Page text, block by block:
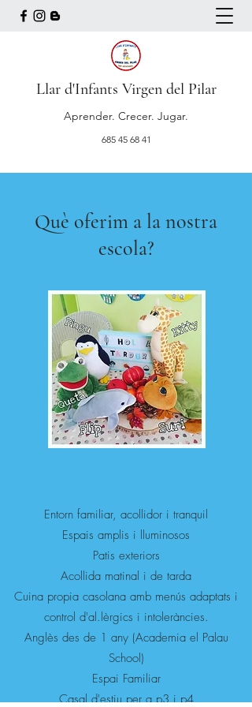
Llar d'Infants Virgen del Pilar
Aprender. Crecer. Jugar.
685 45 68 41
Què oferim a la nostra
escola?
Entorn familiar, acollidor i tranquil
Espais amplis i lluminosos
Patis exteriors
Acollida matinal i de tarda
Cuina propia casolana amb menús adaptats i
control d'al.lèrgics i intoleràncies.
Anglès des de 1 any (Academia el Palau
School)
Espai Familiar
Casal d'estiu per a p3 i p4